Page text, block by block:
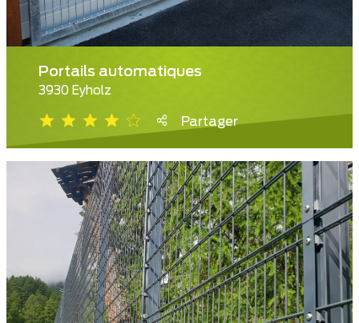
Portails automatiques
3930 Eyholz
Partager